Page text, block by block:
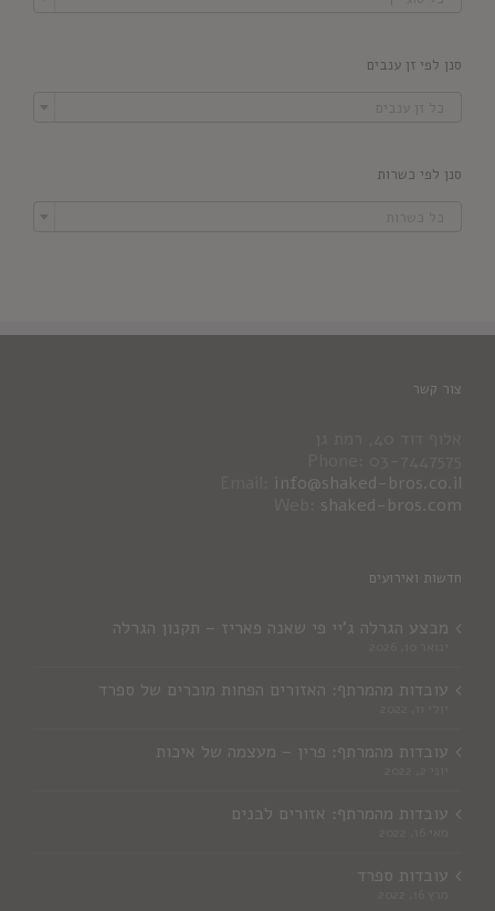
סנן לפי זן ענבים
סנן לפי כשרות
צור קשר
info@shaked-bros.co.il
shaked-bros.com
חדשות ואירועים
מבצע הגרלה ג'יי פי שאנה פאריז – תקנון הגרלה
עובדות מהמרתף: האזורים הפחות מוכרים של ספרד
עובדות מהמרתף: פרין – מעצמה של איכות
עובדות מהמרתף: אזורים לבנים
עובדות ספרד